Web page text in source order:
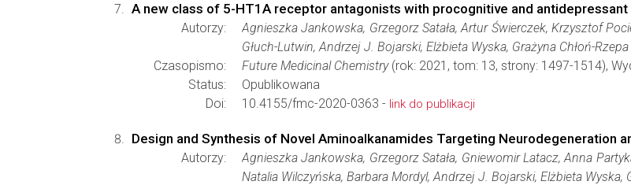
A new class of 5-HT1A receptor antagonists with procognitive and
Autorzy:
Agnieszka Jankowska, Grzegorz Satała, Artur Świerczek, Krzysztof
Głuch-Lutwin, Andrzej J. Bojarski, Elżbieta Wyska, Grażyna Chłoń-Rzepa
Czasopismo:
Future Medicinal Chemistry(rok: 2021, tom: 13, strony: 1497-1514),
Status:
Opublikowana
Doi:
10.4155/fmc-2020-0363 - link do publikacji
Design and Synthesis of Novel Aminoalkanamides Targeting Neurodegeneration
Autorzy:
Agnieszka Jankowska, Grzegorz Satała, Gniewomir Latacz, Anna
Natalia Wilczyńska, Barbara Mordyl, Andrzej J. Bojarski, Elżbieta Wyska,